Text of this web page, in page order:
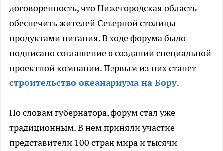
договоренность, что Нижегородская область
обеспечить жителей Северной столицы
продуктами питания. В ходе форума было
подписано соглашение о создании специальной
проектной компании. Первым из них станет
строительство океанариума на Бору.
По словам губернатора, форум стал уже
традиционным. В нем приняли участие
представители 100 стран мира и тысячи